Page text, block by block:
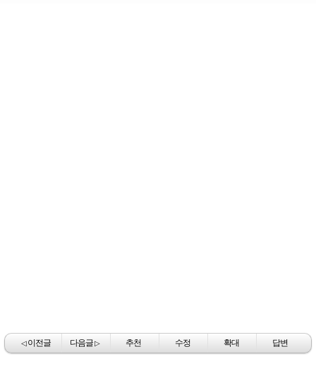
◁이전글 다음글▷ 추천 수정 확대 답변